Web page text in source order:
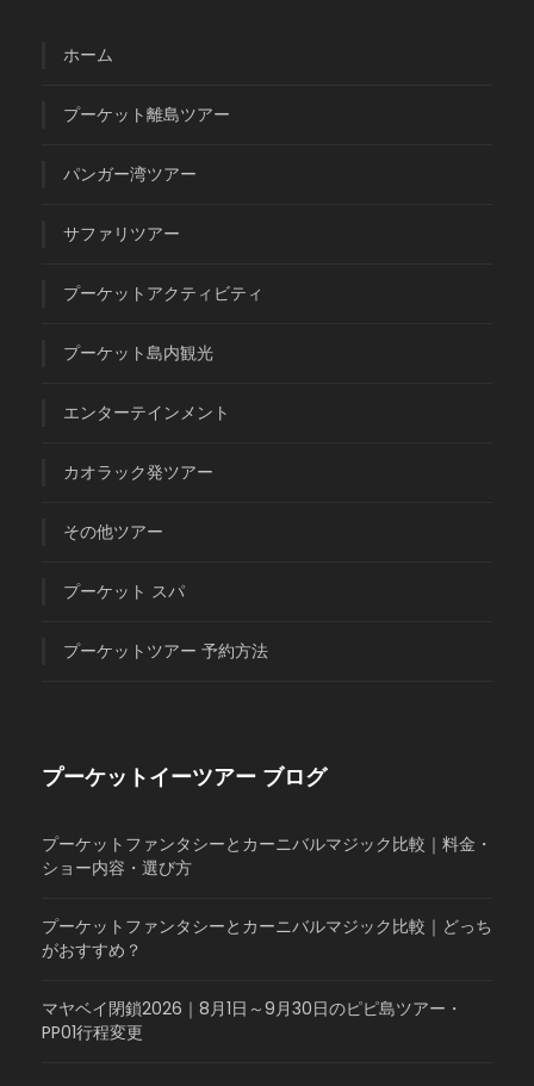
ホーム
プーケット離島ツアー
パンガー湾ツアー
サファリツアー
プーケットアクティビティ
プーケット島内観光
エンターテインメント
カオラック発ツアー
その他ツアー
プーケット スパ
プーケットツアー 予約方法
プーケットイーツアー ブログ
プーケットファンタシーとカーニバルマジック比較｜料金・
ショー内容・選び方
プーケットファンタシーとカーニバルマジック比較｜どっち
がおすすめ？
マヤベイ閉鎖2026｜8月1日～9月30日のピピ島ツアー・
PP01行程変更